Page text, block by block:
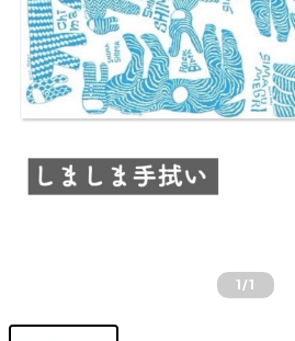
1/1